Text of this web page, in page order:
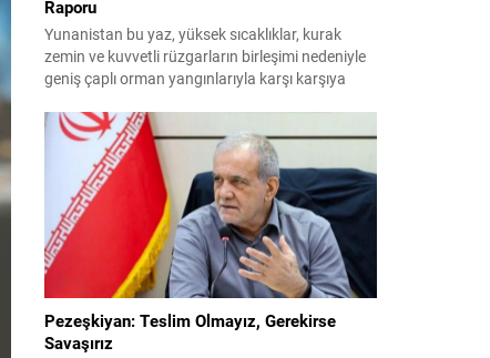
Raporu
Yunanistan bu yaz, yüksek sıcaklıklar, kurak
zemin ve kuvvetli rüzgarların birleşimi nedeniyle
geniş çaplı orman yangınlarıyla karşı karşıya
yerleşim birimleri tahliye edildi ve geniş orman
alanları yok oldu. 31 Temmuz’da Attiki’nin batısı
ile Voiotia’da başlayan yangınlar yoğun
müdahale sonucu birkaç gün süren çabalarla...
Pezeşkiyan: Teslim Olmayız, Gerekirse
Savaşırız